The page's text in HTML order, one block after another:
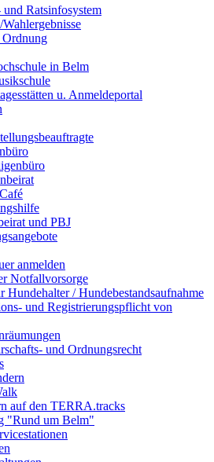
Ratsinfosystem
in Belm
u. Anmeldeportal
und PBJ
anmelden
Notfallvorsorge
Hundehalter / Hundebestandsaufnahme
und Registrierungspflicht von
und Ordnungsrecht
auf den TERRA.tracks
"Rund um Belm"